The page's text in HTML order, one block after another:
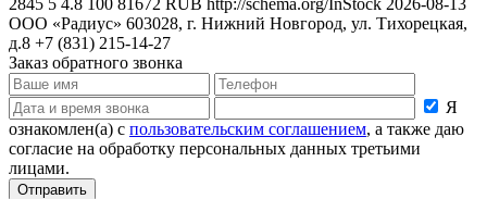
ООО «Радиус» 603028, г. Нижний Новгород, ул. Тихорецкая,
д.8 +7 (831) 215-14-27
Заказ обратного звонка
Я
ознакомлен(а) с пользовательским соглашением, а также даю
согласие на обработку персональных данных третьими
лицами.
Отправить